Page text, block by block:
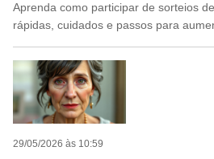
Aprenda como participar de sorteios
rápidas, cuidados e passos para
29/05/2026 às 10:59